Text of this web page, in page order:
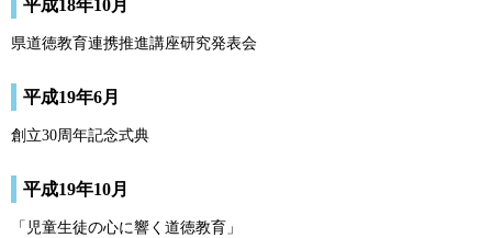
平成18年10月
県道徳教育連携推進講座研究発表会
平成19年6月
創立30周年記念式典
平成19年10月
「児童生徒の心に響く道徳教育」